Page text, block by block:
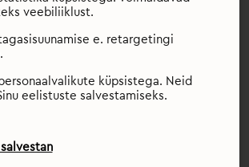
saadaksid teid terve elu.
veebiliiklust.
e. retargetingi
küpsistega. Neid
eelistuste salvestamiseks.